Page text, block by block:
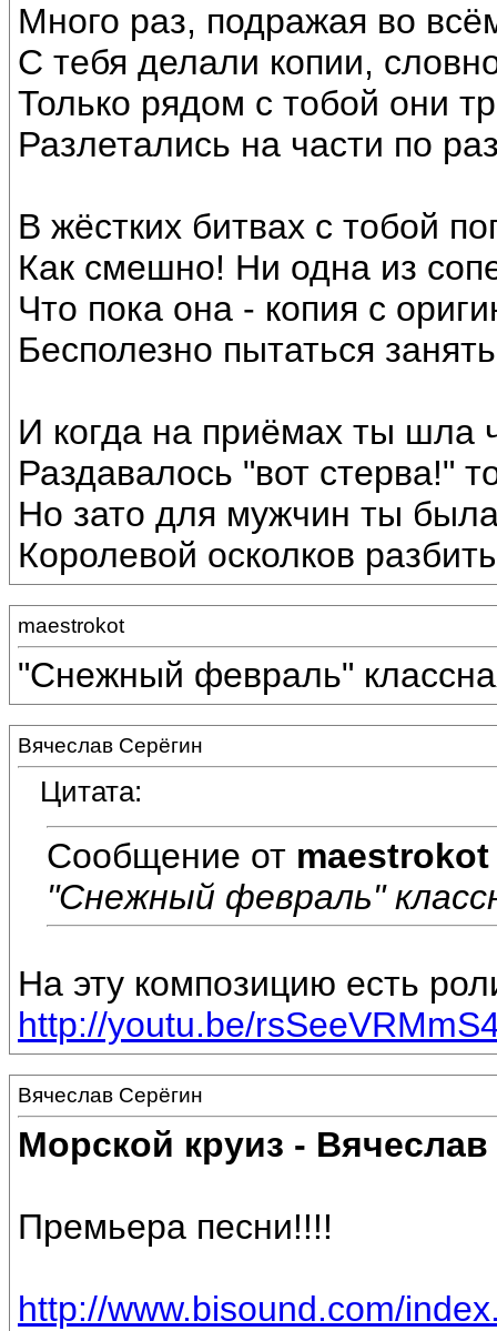
Много раз, подражая во
С тебя делали копии,
Только рядом с тобой они
Разлетались на части по
В жёстких битвах с тобой
Как смешно! Ни одна из
Что пока она - копия с
Бесполезно пытаться
И когда на приёмах ты шла
Раздавалось "вот стерва!"
Но зато для мужчин ты
Королевой осколков
maestrokot
"Снежный февраль"
Вячеслав Серёгин
Цитата:
Сообщение от maestrokot
"Снежный февраль"
На эту композицию есть
http://youtu.be/
Вячеслав Серёгин
Морской круиз - Вячеслав
Премьера песни!!!!
http://www.bisound.com/